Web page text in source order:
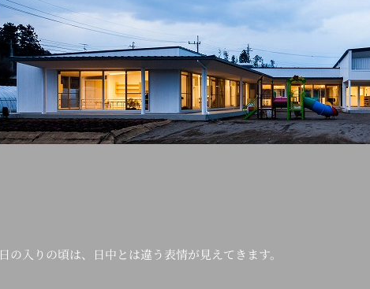
日の入りの頃は、日中とは違う表情が見えてきます。